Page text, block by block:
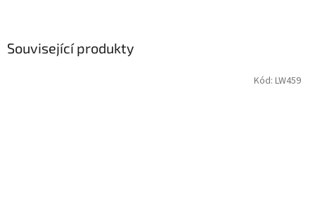
Související produkty
Kód: LW459